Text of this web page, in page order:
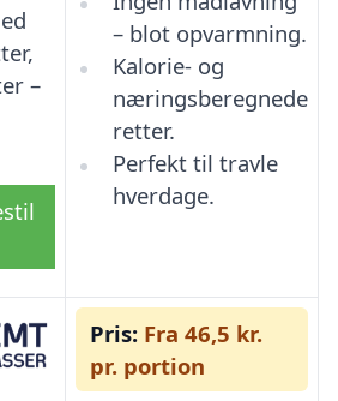
–
– blot opvarmning.
Kalorie- og
næringsberegnede
retter.
Perfekt til travle
hverdage.
Pris: Fra 46,5 kr.
pr. portion